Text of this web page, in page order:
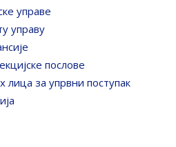
управе
управу
послове
лица за упрвни поступак